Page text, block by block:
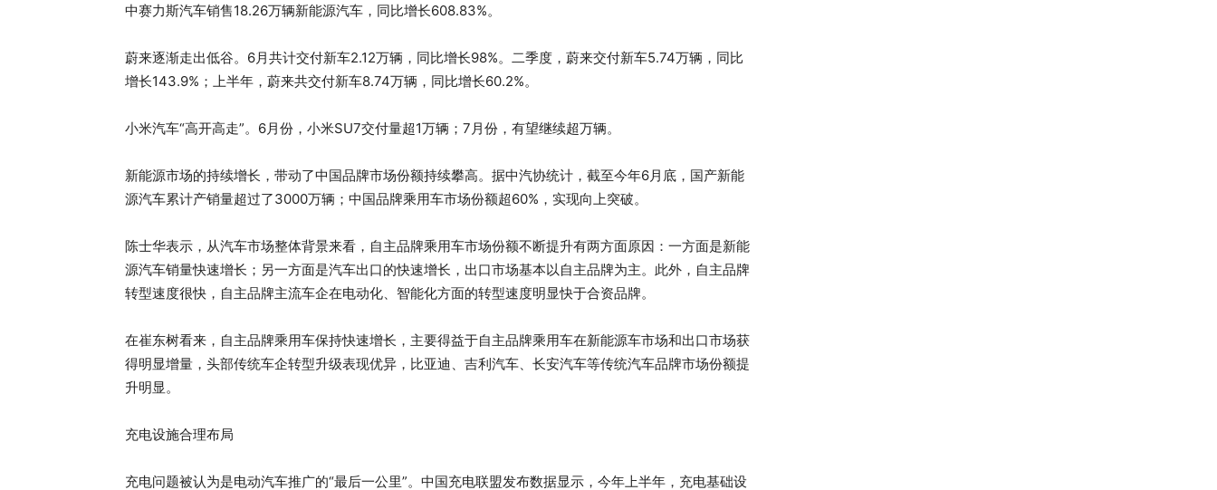
中赛力斯汽车销售18.26万辆新能源汽车，同比增长608.83%。
蔚来逐渐走出低谷。6月共计交付新车2.12万辆，同比增长98%。二季度，蔚来交付新车5.74万辆，同比
增长143.9%；上半年，蔚来共交付新车8.74万辆，同比增长60.2%。
小米汽车“高开高走”。6月份，小米SU7交付量超1万辆；7月份，有望继续超万辆。
新能源市场的持续增长，带动了中国品牌市场份额持续攀高。据中汽协统计，截至今年6月底，国产新能
源汽车累计产销量超过了3000万辆；中国品牌乘用车市场份额超60%，实现向上突破。
陈士华表示，从汽车市场整体背景来看，自主品牌乘用车市场份额不断提升有两方面原因：一方面是新能
源汽车销量快速增长；另一方面是汽车出口的快速增长，出口市场基本以自主品牌为主。此外，自主品牌
转型速度很快，自主品牌主流车企在电动化、智能化方面的转型速度明显快于合资品牌。
在崔东树看来，自主品牌乘用车保持快速增长，主要得益于自主品牌乘用车在新能源车市场和出口市场获
得明显增量，头部传统车企转型升级表现优异，比亚迪、吉利汽车、长安汽车等传统汽车品牌市场份额提
升明显。
充电设施合理布局
充电问题被认为是电动汽车推广的“最后一公里”。中国充电联盟发布数据显示，今年上半年，充电基础设